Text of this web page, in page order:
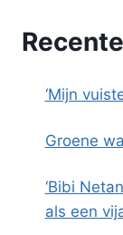
‘Mijn
Groene
‘Bibi
als een